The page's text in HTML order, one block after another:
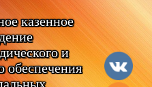
казенное
и
обеспечения